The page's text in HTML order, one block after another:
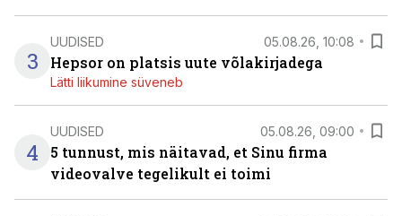
3
UUDISED 05.08.26, 10:08
Hepsor on platsis uute võlakirjadega
Lätti liikumine süveneb
4
UUDISED 05.08.26, 09:00
5 tunnust, mis näitavad, et Sinu firma
videovalve tegelikult ei toimi